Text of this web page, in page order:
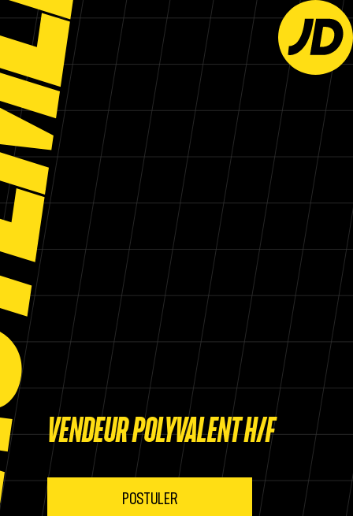
VENDEUR POLYVALENT H/F
POSTULER